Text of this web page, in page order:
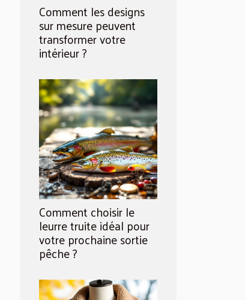
Comment les designs
sur mesure peuvent
transformer votre
intérieur ?
Comment choisir le
leurre truite idéal pour
votre prochaine sortie
pêche ?